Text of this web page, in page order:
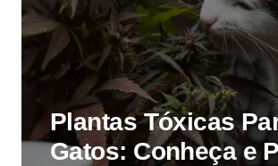
Plantas Tóxicas
Gatos: Conheça e